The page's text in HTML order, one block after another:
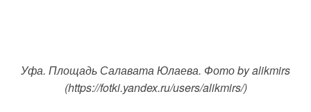
Уфа. Площадь Салавата Юлаева. Фото by alikmirs
(https://fotki.yandex.ru/users/alikmirs/)